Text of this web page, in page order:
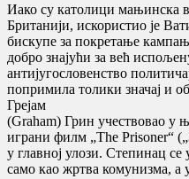
Иако су католици мањинска
Британији, искористио је
бискупе за покретање
добро знајући за већ
антијугословенство
попримила толики значај и
Грејам
(Graham) Грин учествовао у
играни филм „The Prisoner“
у главној улози. Степинац
само као жртва комунизма,